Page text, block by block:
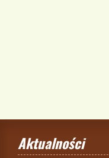
Aktualności